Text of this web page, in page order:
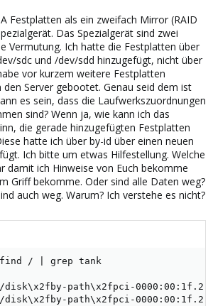
Festplatten als ein zweifach Mirror (RAID
Das Spezialgerät sind zwei
Vermutung. Ich hatte die Festplatten über
sdc und /dev/sdd hinzugefügt, nicht über
vor kurzem weitere Festplatten
Server gebootet. Genau seid dem ist
es sein, dass die Laufwerkszuordnungen
sind? Wenn ja, wie kann ich das
die gerade hinzugefügten Festplatten
hatte ich über by-id über einen neuen
Ich bitte um etwas Hilfestellung. Welche
damit ich Hinweise von Euch bekomme
Griff bekomme. Oder sind alle Daten weg?
auch weg. Warum? Ich verstehe es nicht?
find / | grep tank
path\x2fpci-
path\x2fpci-